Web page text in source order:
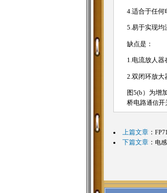
4.适合于任
5.易于实现
缺点是：
1.电流放人
2.双闭环放
图5(b）为增
桥电路通信开
上篇文章：
下篇文章： 电